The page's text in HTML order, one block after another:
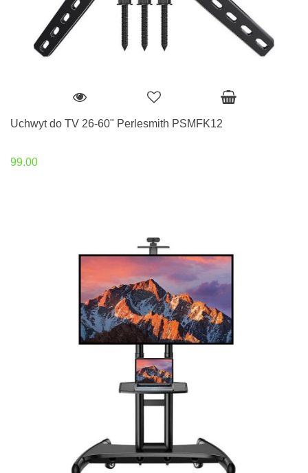
Uchwyt do TV 26-60" Perlesmith PSMFK12
99.00